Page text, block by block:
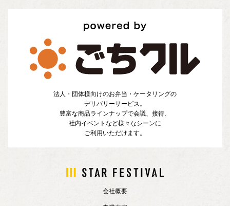
法人・団体様向けのお弁当・ケータリングの
デリバリーサービス。
豊富な商品ラインナップで会議、接待、
社内イベントなど様々なシーンに
ご利用いただけます。
会社概要